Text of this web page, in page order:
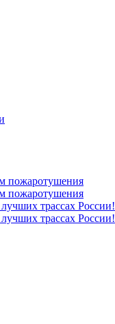
пожаротушения
пожаротушения
трассах России!
трассах России!